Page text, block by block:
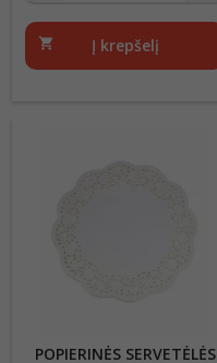
shopping_cart Į krepšelį
POPIERINĖS SERVETĖLĖS